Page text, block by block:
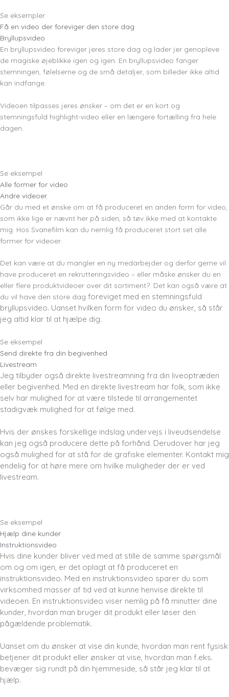
Se eksempler
Få en video der foreviger den store dag
Bryllupsvideo
En bryllupsvideo foreviger jeres store dag og lader jer genopleve
de magiske øjeblikke igen og igen. En bryllupsvideo fanger
stemningen, følelserne og de små detaljer, som billeder ikke altid
kan indfange.
Videoen tilpasses jeres ønsker – om det er en kort og
stemningsfuld highlight-video eller en længere fortælling fra hele
dagen.
Se eksempel
Alle former for video
Andre videoer
Går du med et ønske om at få produceret en anden form for video,
som ikke lige er nævnt her på siden, så tøv ikke med at kontakte
mig. Hos Svanefilm kan du nemlig få produceret stort set alle
former for videoer.
Det kan være at du mangler en ny medarbejder og derfor gerne vil
have produceret en rekrutteringsvideo – eller måske ønsker du en
eller flere produktvideoer over dit sortiment?. Det kan også være at
du vil have den store dag foreviget med en stemningsfuld
bryllupsvideo. Uanset hvilken form for video du ønsker, så står
jeg altid klar til at hjælpe dig.
Se eksempel
Send direkte fra din begivenhed
Livestream
Jeg tilbyder også direkte livestreamning fra din liveoptræden
eller begivenhed. Med en direkte livestream har folk, som ikke
selv har mulighed for at være tilstede til arrangementet
stadigvæk mulighed for at følge med.
Hvis der ønskes forskellige indslag undervejs i liveudsendelse
kan jeg også producere dette på forhånd. Derudover har jeg
også mulighed for at stå for de grafiske elementer. Kontakt mig
endelig for at høre mere om hvilke muligheder der er ved
livestream.
Se eksempel
Hjælp dine kunder
Instruktionsvideo
Hvis dine kunder bliver ved med at stille de samme spørgsmål
om og om igen, er det oplagt at få produceret en
instruktionsvideo. Med en instruktionsvideo sparer du som
virksomhed masser af tid ved at kunne henvise direkte til
videoen. En instruktionsvideo viser nemlig på få minutter dine
kunder, hvordan man bruger dit produkt eller løser den
pågældende problematik.
Uanset om du ønsker at vise din kunde, hvordan man rent fysisk
betjener dit produkt eller ønsker at vise, hvordan man f.eks.
bevæger sig rundt på din hjemmeside, så står jeg klar til at
hjælp.